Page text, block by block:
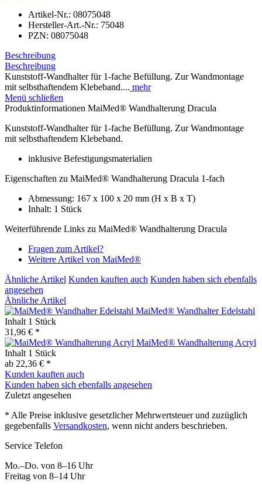
Artikel-Nr.: 08075048
Hersteller-Art.-Nr.: 75048
PZN: 08075048
Beschreibung
Beschreibung
Kunststoff-Wandhalter für 1-fache Befüllung. Zur Wandmontage
mit selbsthaftendem Klebeband.... mehr
Menü schließen
Produktinformationen MaiMed® Wandhalterung Dracula
Kunststoff-Wandhalter für 1-fache Befüllung. Zur Wandmontage
mit selbsthaftendem Klebeband.
inklusive Befestigungsmaterialien
Eigenschaften zu MaiMed® Wandhalterung Dracula 1-fach
Abmessung: 167 x 100 x 20 mm (H x B x T)
Inhalt: 1 Stück
Weiterführende Links zu MaiMed® Wandhalterung Dracula
Fragen zum Artikel?
Weitere Artikel von MaiMed®
Ähnliche Artikel Kunden kauften auch Kunden haben sich ebenfalls
angesehen
Ähnliche Artikel
MaiMed® Wandhalter Edelstahl
Inhalt 1 Stück
31,96 € *
MaiMed® Wandhalterung Acryl
Inhalt 1 Stück
ab 22,36 € *
Kunden kauften auch
Kunden haben sich ebenfalls angesehen
Zuletzt angesehen
* Alle Preise inklusive gesetzlicher Mehrwertsteuer und zuzüglich
gegebenfalls Versandkosten, wenn nicht anders beschrieben.
Service Telefon
Mo.–Do. von 8–16 Uhr
Freitag von 8–14 Uhr